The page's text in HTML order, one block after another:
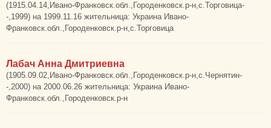
(1915.04.14,Ивано-Франковск.обл.,Городенковск.р-н,с.Торговица-
-,1999) на 1999.11.16 жительница: Украина Ивано-
Франковск.обл.,Городенковск.р-н,с.Торговица
Лабач Анна Дмитриевна
(1905.09.02,Ивано-Франковск.обл.,Городенковск.р-н,с.Чернятин-
-,2000) на 2000.06.26 жительница: Украина Ивано-
Франковск.обл.,Городенковск.р-н